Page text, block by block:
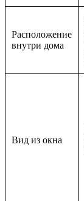
Расположение
внутри дома
Вид из окна